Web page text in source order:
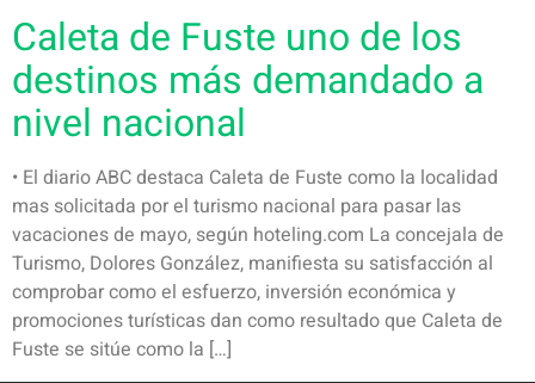
Caleta de Fuste uno de los
destinos más demandado a
nivel nacional
• El diario ABC destaca Caleta de Fuste como la localidad
mas solicitada por el turismo nacional para pasar las
vacaciones de mayo, según hoteling.com La concejala de
Turismo, Dolores González, manifiesta su satisfacción al
comprobar como el esfuerzo, inversión económica y
promociones turísticas dan como resultado que Caleta de
Fuste se sitúe como la […]